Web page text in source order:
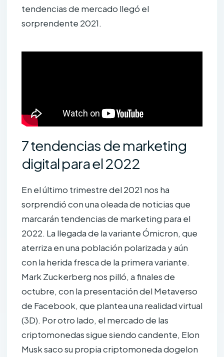
tendencias de mercado llegó el
sorprendente 2021.
7 tendencias de marketing
digital para el 2022
En el último trimestre del 2021 nos ha
sorprendió con una oleada de noticias que
marcarán tendencias de marketing para el
2022. La llegada de la variante Ómicron, que
aterriza en una población polarizada y aún
con la herida fresca de la primera variante.
Mark Zuckerberg nos pilló, a finales de
octubre, con la presentación del Metaverso
de Facebook, que plantea una realidad virtual
(3D). Por otro lado, el mercado de las
criptomonedas sigue siendo candente, Elon
Musk saco su propia criptomoneda dogelon